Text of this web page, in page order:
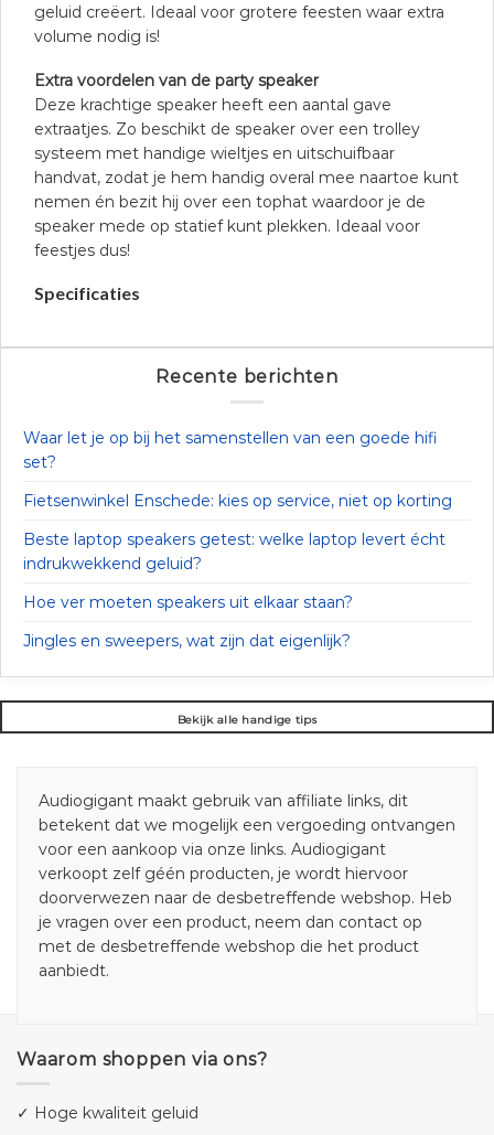
geluid creëert. Ideaal voor grotere feesten waar extra
volume nodig is!
Extra voordelen van de party speaker
Deze krachtige speaker heeft een aantal gave
extraatjes. Zo beschikt de speaker over een trolley
systeem met handige wieltjes en uitschuifbaar
handvat, zodat je hem handig overal mee naartoe kunt
nemen én bezit hij over een tophat waardoor je de
speaker mede op statief kunt plekken. Ideaal voor
feestjes dus!
Specificaties
Recente berichten
Waar let je op bij het samenstellen van een goede hifi
set?
Fietsenwinkel Enschede: kies op service, niet op korting
Beste laptop speakers getest: welke laptop levert écht
indrukwekkend geluid?
Hoe ver moeten speakers uit elkaar staan?
Jingles en sweepers, wat zijn dat eigenlijk?
Bekijk alle handige tips
Audiogigant maakt gebruik van affiliate links, dit
betekent dat we mogelijk een vergoeding ontvangen
voor een aankoop via onze links. Audiogigant
verkoopt zelf géén producten, je wordt hiervoor
doorverwezen naar de desbetreffende webshop. Heb
je vragen over een product, neem dan contact op
met de desbetreffende webshop die het product
aanbiedt.
Waarom shoppen via ons?
✓ Hoge kwaliteit geluid